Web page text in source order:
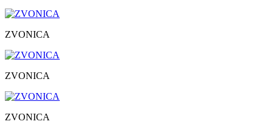
ZVONICA
ZVONICA
ZVONICA